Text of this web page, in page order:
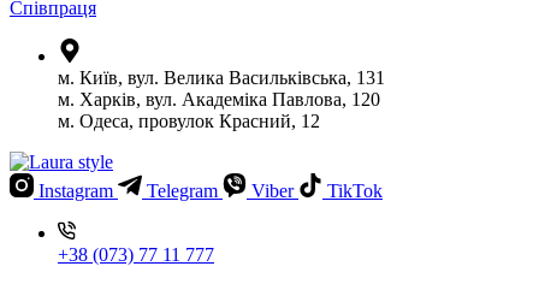
Співпраця
м. Київ, вул. Велика Васильківська, 131
м. Харків, вул. Академіка Павлова, 120
м. Одеса, провулок Красний, 12
Instagram Telegram Viber TikTok
+38 (073) 77 11 777